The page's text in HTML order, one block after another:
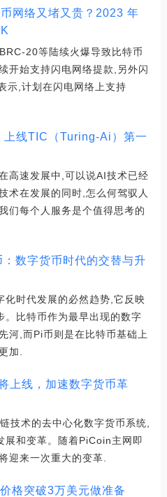
网络又堵又贵？2023 年
20等陆续火爆导致比特币
开始支持闪电网络提款,另外闪
示,计划在闪电网络上支持
线TIC（Turing-Ai）第一
高速发展中,可以说AI技术已经
术在发展的同时,怎么何驾驭人
们每个人服务是个值得思考的
数字货币时代的交替与升
化时代发展的必然趋势,它反映
。比特币作为最早出现的数字
河,而Pi币则是在比特币基础上
加.
上线，加速数字货币革
技术的去中心化数字货币系统,
展和变革。随着PiCoin主网即
迎来一次重大的变革.
格突破3万美元做准备